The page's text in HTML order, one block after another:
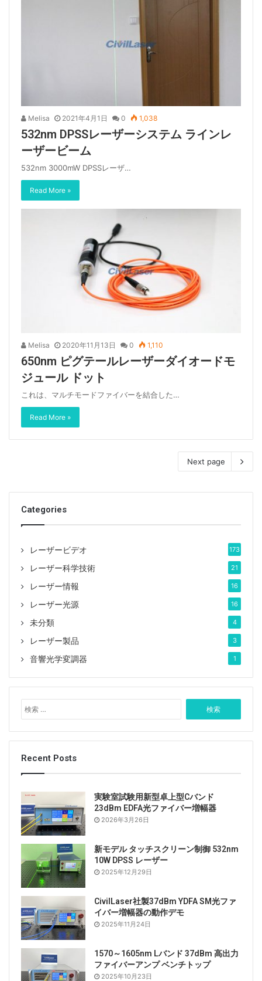
Melisa 2021年4月1日 0 1,038
532nm DPSSレーザーシステム ラインレ
ーザービーム
532nm 3000mW DPSSレーザ…
Read More »
Melisa 2020年11月13日 0 1,110
650nm ピグテールレーザーダイオードモ
ジュール ドット
これは、マルチモードファイバーを結合した…
Read More »
Next page
Categories
レーザービデオ 173
レーザー科学技術 21
レーザー情報 16
レーザー光源 16
未分類 4
レーザー製品 3
音響光学変調器 1
索
:
Recent Posts
実験室試験用新型卓上型Cバンド
23dBm EDFA光ファイバー増幅器
2026年3月26日
新モデル タッチスクリーン制御 532nm
10W DPSS レーザー
2025年12月29日
CivilLaser社製37dBm YDFA SM光ファ
イバー増幅器の動作デモ
2025年11月24日
1570～1605nm Lバンド 37dBm 高出力
ファイバーアンプ ベンチトップ
2025年10月23日